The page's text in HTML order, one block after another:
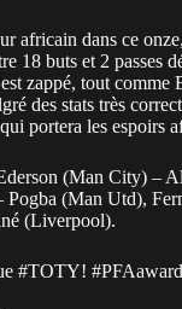
africain dans ce
18 buts et 2
zappé, tout
des stats très
portera les espoirs
(Man City) –
Pogba (Man Utd),
(Liverpool).
#TOTY!